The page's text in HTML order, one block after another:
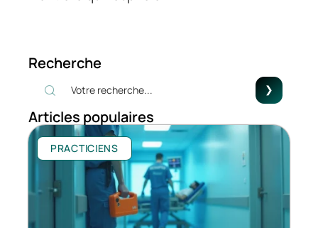
Recherche
Articles populaires
PRACTICIENS